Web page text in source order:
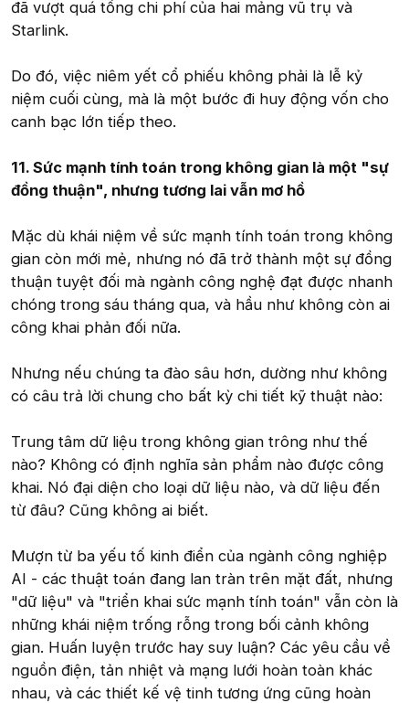
đã vượt quá tổng chi phí của hai mảng vũ trụ và
Starlink.
Do đó, việc niêm yết cổ phiếu không phải là lễ kỷ
niệm cuối cùng, mà là một bước đi huy động vốn cho
canh bạc lớn tiếp theo.
11. Sức mạnh tính toán trong không gian là một "sự
đồng thuận", nhưng tương lai vẫn mơ hồ
Mặc dù khái niệm về sức mạnh tính toán trong không
gian còn mới mẻ, nhưng nó đã trở thành một sự đồng
thuận tuyệt đối mà ngành công nghệ đạt được nhanh
chóng trong sáu tháng qua, và hầu như không còn ai
công khai phản đối nữa.
Nhưng nếu chúng ta đào sâu hơn, dường như không
có câu trả lời chung cho bất kỳ chi tiết kỹ thuật nào:
Trung tâm dữ liệu trong không gian trông như thế
nào? Không có định nghĩa sản phẩm nào được công
khai. Nó đại diện cho loại dữ liệu nào, và dữ liệu đến
từ đâu? Cũng không ai biết.
Mượn từ ba yếu tố kinh điển của ngành công nghiệp
AI - các thuật toán đang lan tràn trên mặt đất, nhưng
"dữ liệu" và "triển khai sức mạnh tính toán" vẫn còn là
những khái niệm trống rỗng trong bối cảnh không
gian. Huấn luyện trước hay suy luận? Các yêu cầu về
nguồn điện, tản nhiệt và mạng lưới hoàn toàn khác
nhau, và các thiết kế vệ tinh tương ứng cũng hoàn